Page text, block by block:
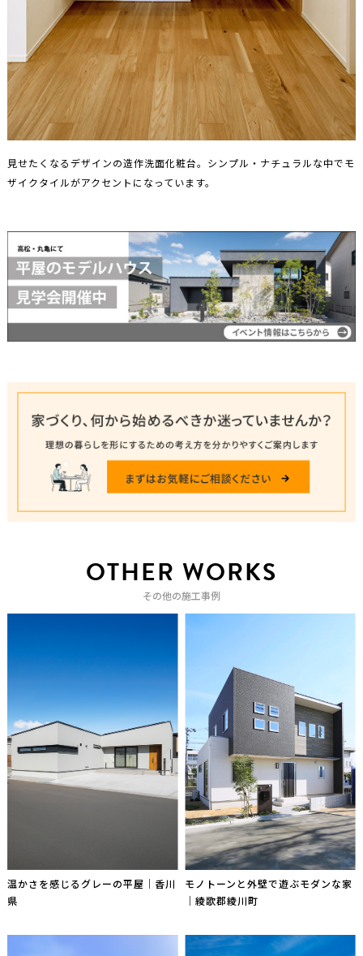
見せたくなるデザインの造作洗面化粧台。シンプル・ナチュラルな中でモ
ザイクタイルがアクセントになっています。
OTHER WORKS
その他の施工事例
温かさを感じるグレーの平屋｜香川
県
モノトーンと外壁で遊ぶモダンな家
｜綾歌郡綾川町